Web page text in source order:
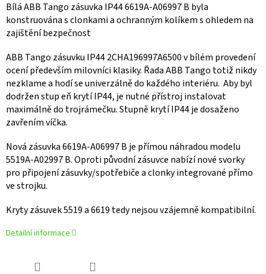
Bílá ABB Tango zásuvka IP44 6619A-A06997 B byla
konstruována s clonkami a ochranným kolíkem s ohledem na
zajištění bezpečnost
ABB Tango zásuvku IP44 2CHA196997A6500 v bílém provedení
ocení především milovníci klasiky. Řada ABB Tango totiž nikdy
nezklame a hodí se univerzálně do každého interiéru. Aby byl
dodržen stup eň krytí IP44, je nutné přístroj instalovat
maximálně do trojrámečku. Stupně krytí IP44 je dosaženo
zavřením víčka.
Nová zásuvka 6619A-A06997 B je přímou náhradou modelu
5519A-A02997 B. Oproti původní zásuvce nabízí nové svorky
pro připojení zásuvky/spotřebiče a clonky integrované přímo
ve strojku.
Kryty zásuvek 5519 a 6619 tedy nejsou vzájemně kompatibilní.
Detailní informace